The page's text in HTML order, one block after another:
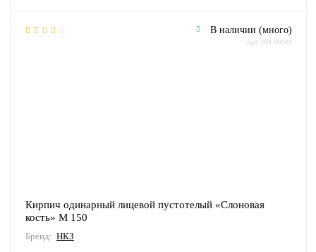
Кирпич одинарный лицевой пустотелый «Слоновая
кость» М 150
Бренд: НКЗ
В наличии (много)
Арт: 001-00001